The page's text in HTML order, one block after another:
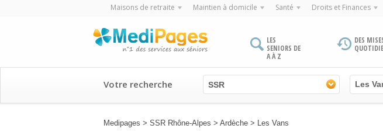
Maisons de retraite Maintien à domicile Santé Droits et Finances
LES
SENIORS DE
A À Z
DES
Votre recherche SSR
Medipages > SSR Rhône-Alpes > Ardèche > Les Vans